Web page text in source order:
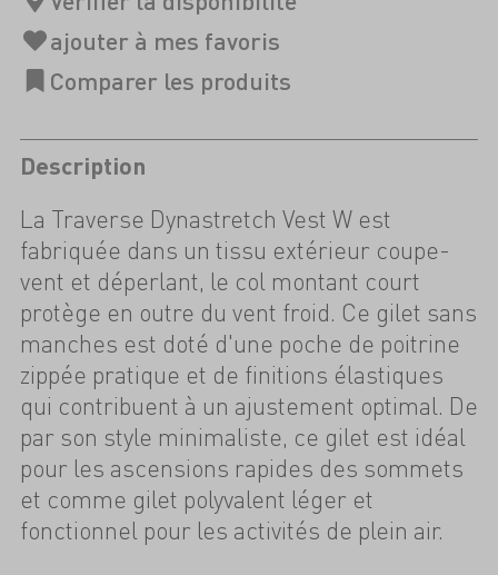
Description
La Traverse Dynastretch Vest W est
fabriquée dans un tissu extérieur coupe-
vent et déperlant, le col montant court
protège en outre du vent froid. Ce gilet sans
manches est doté d'une poche de poitrine
zippée pratique et de finitions élastiques
qui contribuent à un ajustement optimal. De
par son style minimaliste, ce gilet est idéal
pour les ascensions rapides des sommets
et comme gilet polyvalent léger et
fonctionnel pour les activités de plein air.